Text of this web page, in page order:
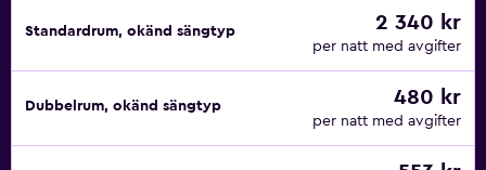
Standardrum, okänd sängtyp 2 340 kr
per natt med avgifter
Dubbelrum, okänd sängtyp 480 kr
per natt med avgifter